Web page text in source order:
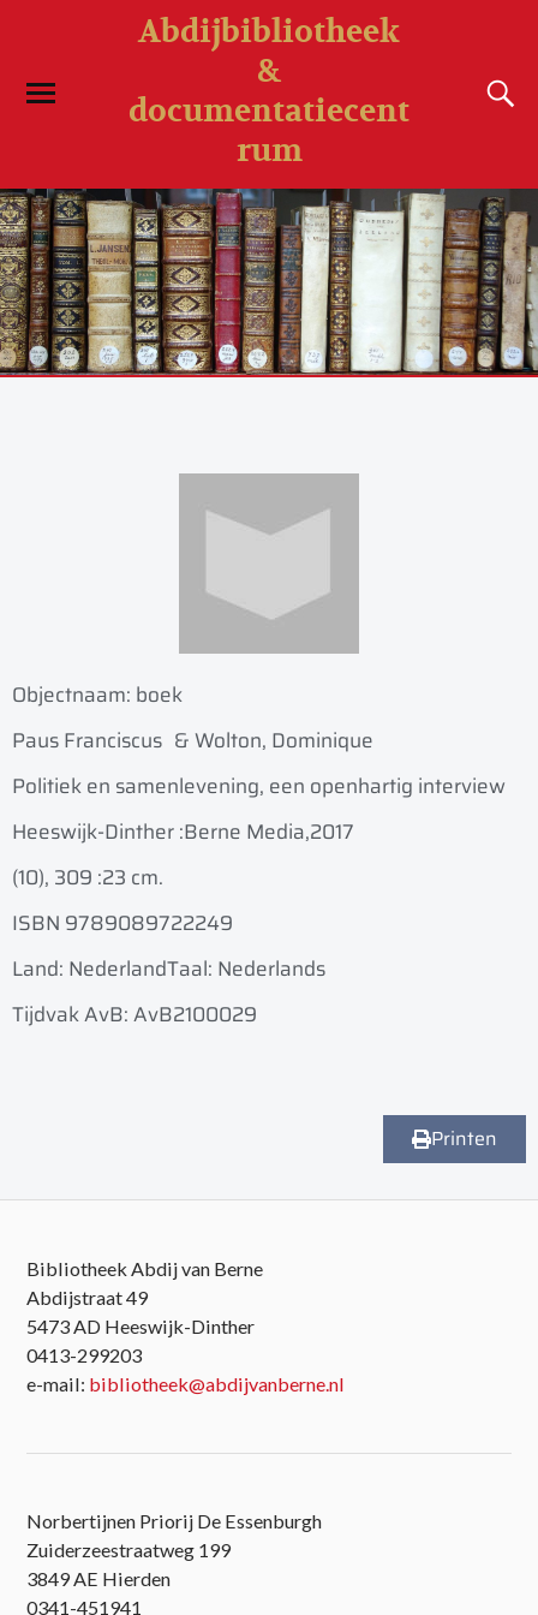
Abdijbibliotheek
&
documentatiecent
rum
Objectnaam: boek
Paus Franciscus & Wolton, Dominique
Politiek en samenlevening, een openhartig interview
Heeswijk-Dinther :Berne Media,2017
(10), 309 :23 cm.
ISBN 9789089722249
Land: NederlandTaal: Nederlands
Tijdvak AvB: AvB2100029
Printen
Bibliotheek Abdij van Berne
Abdijstraat 49
5473 AD Heeswijk-Dinther
0413-299203
e-mail: bibliotheek@abdijvanberne.nl
Norbertijnen Priorij De Essenburgh
Zuiderzeestraatweg 199
3849 AE Hierden
0341-451941